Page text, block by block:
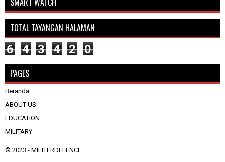
TOTAL TAYANGAN HALAMAN
6 4 3 4 2 0
PAGES
Beranda
ABOUT US
EDUCATION
MILITARY
© 2023 - MILITERDEFENCE